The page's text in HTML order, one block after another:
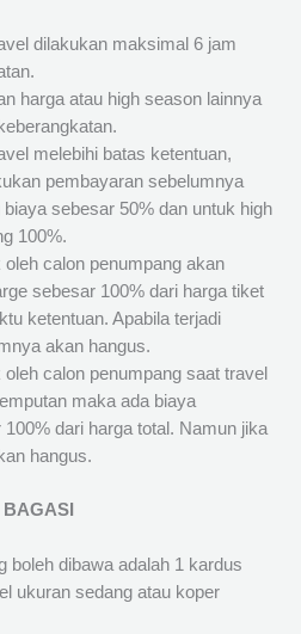
dilakukan maksimal 6 jam
harga atau high season lainnya
melebihi batas ketentuan,
pembayaran sebelumnya
sebesar 50% dan untuk high
100%.
calon penumpang akan
sebesar 100% dari harga tiket
ketentuan. Apabila terjadi
akan hangus.
calon penumpang saat travel
maka ada biaya
dari harga total. Namun jika
hangus.
boleh dibawa adalah 1 kardus
ukuran sedang atau koper